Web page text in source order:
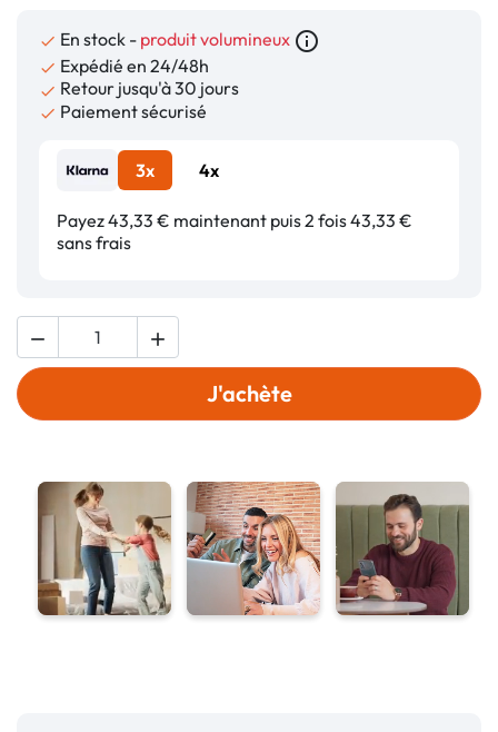
 En stock - produit volumineux info_outline
 Expédié en 24/48h
 Retour jusqu'à 30 jours
 Paiement sécurisé
3x 4x
Payez 43,33 € maintenant puis 2 fois 43,33 €
sans frais
 
J'achète